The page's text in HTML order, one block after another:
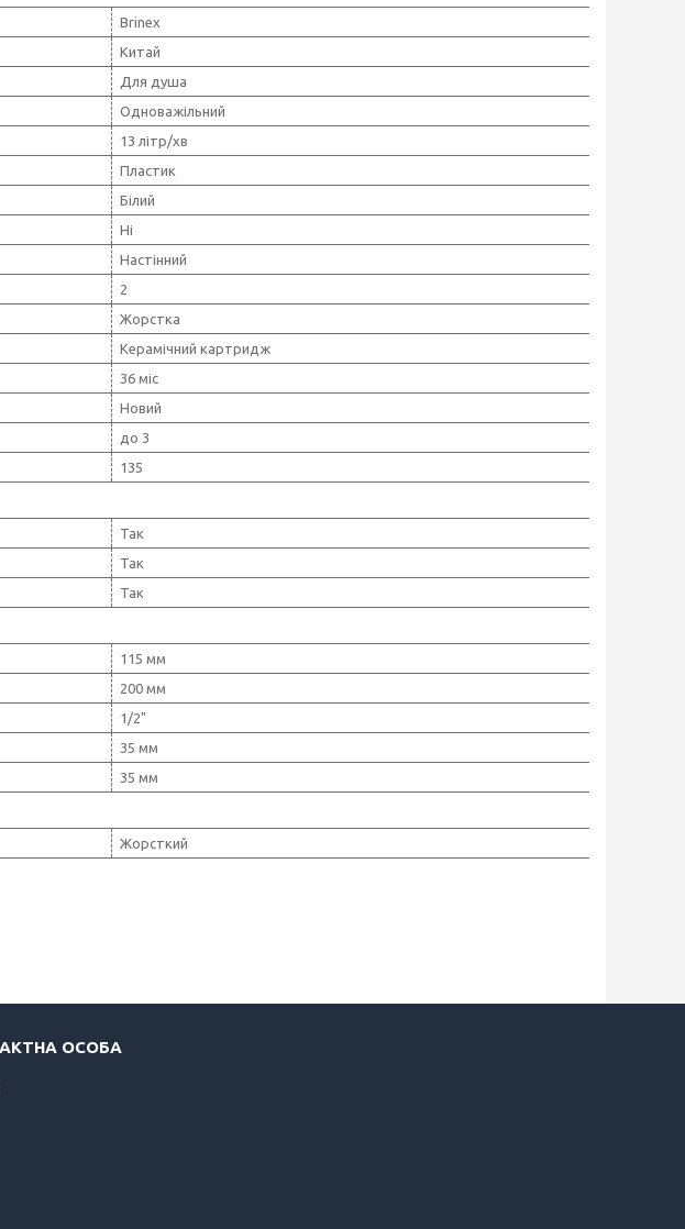
Brinex
Китай
Для душа
Одноважільний
13 літр/хв
Пластик
Білий
Ні
Настінний
2
Жорстка
Керамічний картридж
36 міс
Новий
до 3
135
Так
Так
Так
115 мм
200 мм
1/2"
35 мм
35 мм
Жорсткий